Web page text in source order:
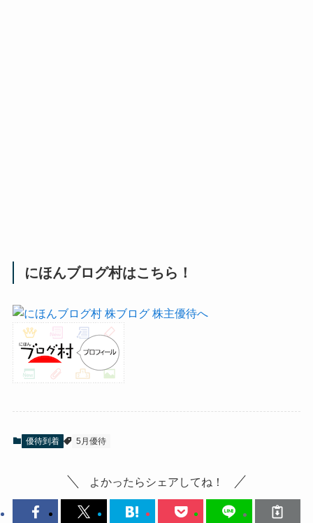
にほんブログ村はこちら！
優待到着 5月優待
よかったらシェアしてね！